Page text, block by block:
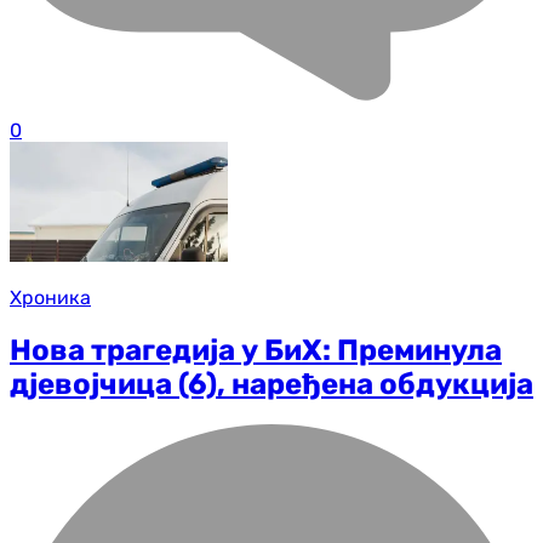
0
Хроника
Нова трагедија у БиХ: Преминула
дјевојчица (6), наређена обдукција